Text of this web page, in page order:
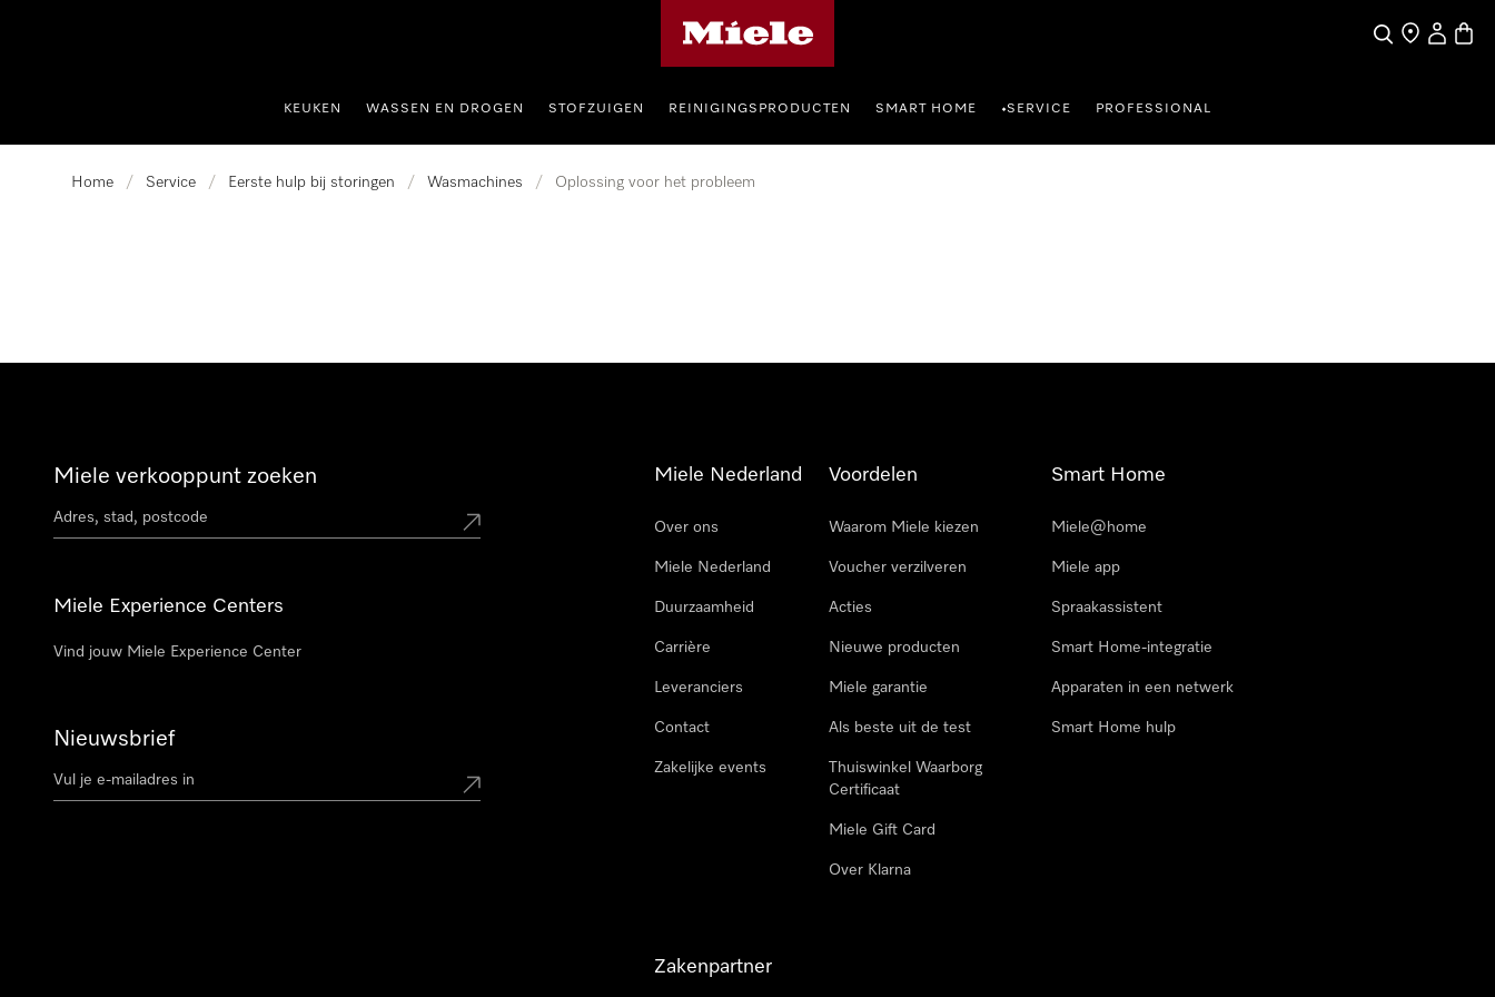
Wat zoek je?
Dealer zoeken
Mijn
KEUKEN WASSEN EN DROGEN STOFZUIGEN REINIGINGSPRODUCTEN SMART HOME •SERVICE PROFESSIONAL
Home / Service / Eerste hulp bij storingen / Wasmachines / Oplossing voor het probleem
Miele verkooppunt zoeken
Miele Experience Centers
Vind jouw Miele Experience Center
Nieuwsbrief
Miele Nederland
Over ons
Miele Nederland
Duurzaamheid
Carrière
Leveranciers
Contact
Zakelijke events
Voordelen
Waarom Miele kiezen
Voucher verzilveren
Acties
Nieuwe producten
Miele garantie
Als beste uit de test
Thuiswinkel Waarborg
Certificaat
Miele Gift Card
Over Klarna
Smart Home
Miele@home
Miele app
Spraakassistent
Smart Home-integratie
Apparaten in een netwerk
Smart Home hulp
Zakenpartner